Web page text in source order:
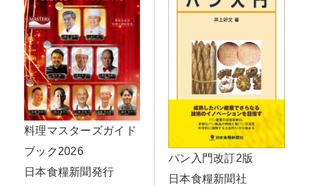
料理マスターズガイド
ブック2026
日本食糧新聞発行
パン入門改訂2版
日本食糧新聞社